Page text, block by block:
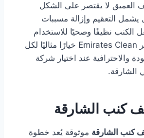
العميق لا يقتصر على الشكل
يشمل التعقيم وإزالة مسببات
الكنب نظيفًا وصحيًا للاستخدام
اليومي. ولهذا تُعتبر Emirates Clean خيارًا مثاليًا لكل
والاحترافية عند اختيار شركة
الشارقة.
كنب الشارقة
كنب الشارقة موثوقة يُعد خطوة